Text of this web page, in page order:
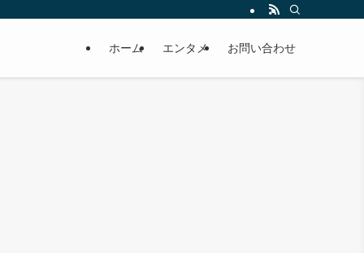
ホーム エンタメ お問い合わせ